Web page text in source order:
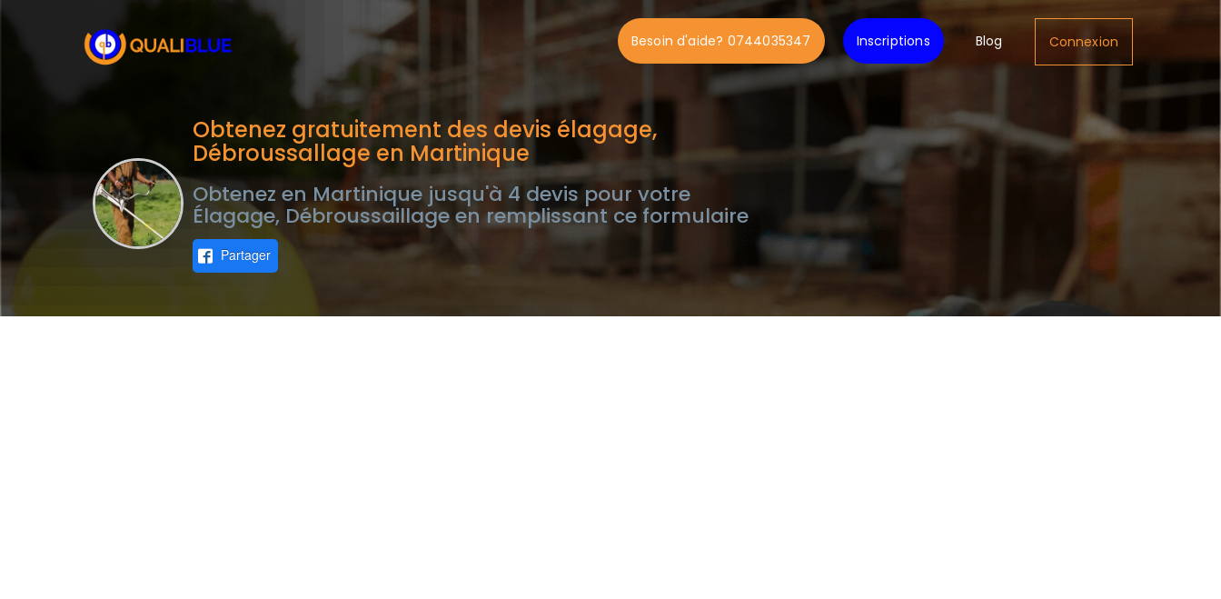
Besoin d'aide? 0744035347 Inscriptions Blog Connexion
Obtenez gratuitement des devis élagage,
Débroussallage en Martinique
Obtenez en Martinique jusqu'à 4 devis pour votre
Élagage, Débroussaillage en remplissant ce formulaire
Partager